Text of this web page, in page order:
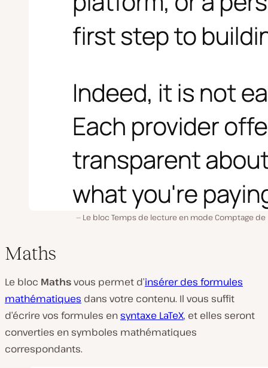
Le bloc Temps de lecture en mode Comptage
Maths
Le bloc Mathsvous permet d’insérer des formules
mathématiques dans votre contenu. Il vous suffit
d’écrire vos formules ensyntaxe LaTeX, et elles seront
converties en symboles mathématiques
correspondants.